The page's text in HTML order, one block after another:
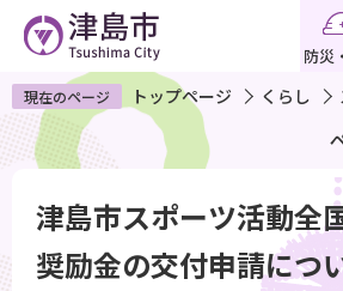
ペ
ー
ジ
で
防災
現在のページ トップページ くらし
津島市スポーツ活動全
奨励金の交付申請につ